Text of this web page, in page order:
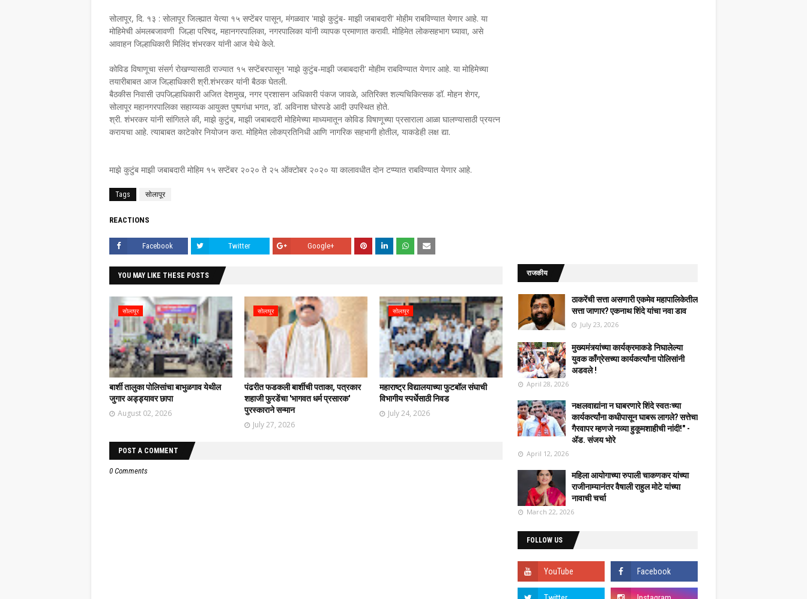
सोलापूर, दि. १३ : सोलापूर जिल्ह्यात येत्या १५ सप्टेंबर पासून, मंगळवार 'माझे कुटुंब- माझी जबाबदारी' मोहीम राबविण्यात येणार आहे. या
मोहिमेची अंमलबजावणी जिल्हा परिषद, महानगरपालिका, नगरपालिका यांनी व्यापक प्रमाणात करावी. मोहिमेत लोकसहभाग घ्यावा, असे
आवाहन जिल्हाधिकारी मिलिंद शंभरकर यांनी आज येथे केले.
कोविड विषाणूचा संसर्ग रोखण्यासाठी राज्यात १५ सप्टेंबरपासून 'माझे कुटुंब-माझी जबाबदारी' मोहीम राबविण्यात येणार आहे. या मोहिमेच्या
तयारीबाबत आज जिल्हाधिकारी श्री.शंभरकर यांनी बैठक घेतली.
बैठकीस निवासी उपजिल्हाधिकारी अजित देशमुख, नगर प्रशासन अधिकारी पंकज जावळे, अतिरिक्त शल्यचिकित्सक डॉ. मोहन शेगर,
सोलापूर महानगरपालिका सहाय्यक आयुक्त पुष्पगंधा भगत, डॉ. अविनाश घोरपडे आदी उपस्थित होते.
श्री. शंभरकर यांनी सांगितले की, माझे कुटुंब, माझी जबाबदारी मोहिमेच्या माध्यमातून कोविड विषाणूच्या प्रसाराला आळा घालण्यासाठी प्रयत्न
करायचा आहे. त्याबाबत काटेकोर नियोजन करा. मोहिमेत लोकप्रतिनिधी आणि नागरिक सहभागी होतील, याकडेही लक्ष द्या.
माझे कुटुंब माझी जबाबदारी मोहिम १५ सप्टेंबर २०२० ते २५ ऑक्टोबर २०२० या कालावधीत दोन टप्प्यात राबविण्यात येणार आहे.
Tags सोलापूर
REACTIONS
Facebook Twitter Google+
YOU MAY LIKE THESE POSTS
सोलापूर
बार्शी तालुका पोलिसांचा बाभुळगाव येथील
जुगार अड्ड्यावर छापा
August 02, 2026
सोलापूर
पंढरीत फडकली बार्शीची पताका, पत्रकार
शहाजी फुरडेंचा 'भागवत धर्म प्रसारक'
पुरस्काराने सन्मान
July 27, 2026
सोलापूर
महाराष्ट्र विद्यालयाच्या फुटबॉल संघाची
विभागीय स्पर्धेसाठी निवड
July 24, 2026
POST A COMMENT
0 Comments
राजकीय
ठाकरेंची सत्ता असणारी एकमेव महापालिकेतील
सत्ता जाणार? एकनाथ शिंदे यांचा नवा डाव
July 23, 2026
मुख्यमंत्र्यांच्या कार्यक्रमाकडे निघालेल्या
युवक काँग्रेसच्या कार्यकर्त्यांना पोलिसांनी
अडवले !
April 28, 2026
नक्षलवाद्यांना न घाबरणारे शिंदे स्वतःच्या
कार्यकर्त्यांना कधीपासून घाबरू लागले? सत्तेचा
गैरवापर म्हणजे नव्या हुकूमशाहीची नांदी!" -
ॲड. संजय भोरे
April 12, 2026
महिला आयोगाच्या रुपाली चाकणकर यांच्या
राजीनाम्यानंतर वैषाली राहुल मोटे यांच्या
नावाची चर्चा
March 22, 2026
FOLLOW US